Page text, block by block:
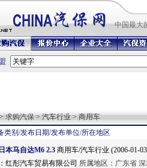
中国最大
> 求购汽保 > 汽车行业 > 商用车
类别/发布日期/发布单位/所在地区
本马自达M6 2.3 商用车/汽车行业 (2006-01-
红彤汽车贸易有限公司 所属地区： 广东省